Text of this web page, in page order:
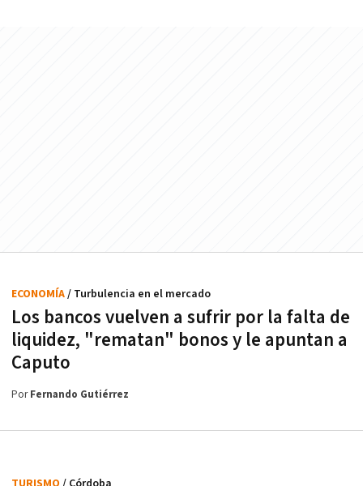
Los bancos vuelven a sufrir por la falta de
liquidez, "rematan" bonos y le apuntan a
Caputo
ECONOMÍA/ Turbulencia en el mercado
PorFernando Gutiérrez